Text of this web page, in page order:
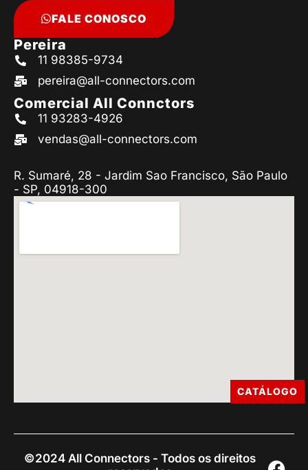
FALE CONOSCO
Pereira
11 98385-9734
pereira@all-connectors.com
Comercial All Connctors
11 93283-4926
vendas@all-connectors.com
R. Sumaré, 28 - Jardim Sao Francisco, São Paulo
- SP, 04918-300
©2024 All Connectors - Todos os direitos
CATÁLOGO